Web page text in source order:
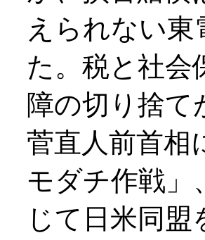
えられない
た。税と社会
障の切り捨
菅直人前首相
モダチ作戦」
じて日米同